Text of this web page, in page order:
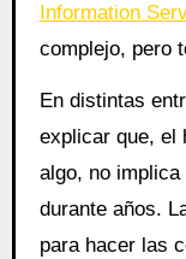
Information
complejo, pero
En distintas
explicar que, el
algo, no
durante años.
para hacer las